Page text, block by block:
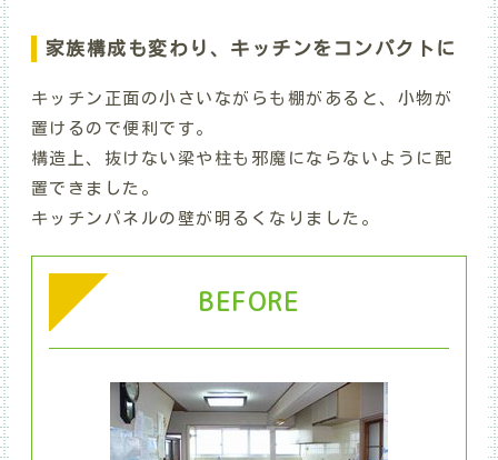
家族構成も変わり、キッチンをコンパクトに
キッチン正面の小さいながらも棚があると、小物が
置けるので便利です。
構造上、抜けない梁や柱も邪魔にならないように配
置できました。
キッチンパネルの壁が明るくなりました。
BEFORE